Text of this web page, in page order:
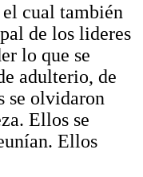
cual también
de los lideres
lo que se
adulterio, de
se olvidaron
Ellos se
Ellos